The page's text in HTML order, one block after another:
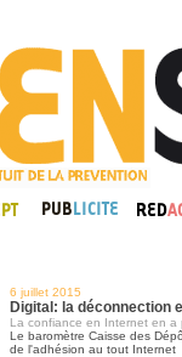
6 juillet 2015
Digital: la déconnection
La confiance en Internet en a
Le baromètre Caisse des
de l'adhésion au tout Internet